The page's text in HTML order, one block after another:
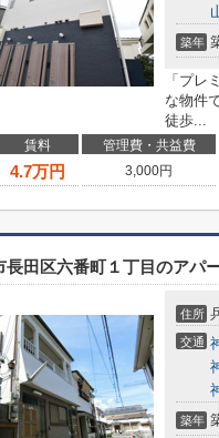
築年
「プレ
な物件
徒歩...
賃料 管理費・共益費
4.7万円 3,000円
長田区六番町１丁目のアパ
住所
交通
築年